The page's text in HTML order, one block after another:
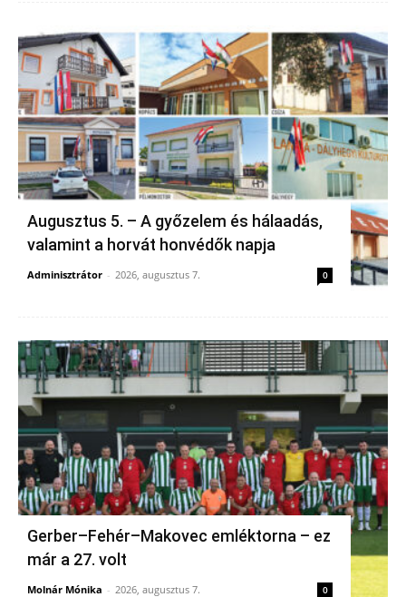
Augusztus 5. – A győzelem és hálaadás,
valamint a horvát honvédők napja
Adminisztrátor - 2026, augusztus 7. 0
Gerber–Fehér–Makovec emléktorna – ez
már a 27. volt
Molnár Mónika - 2026, augusztus 7. 0